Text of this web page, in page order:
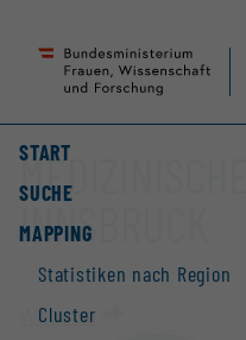
Seiteninhalt
Accesskey
Hauptnavigation
Accesskey
START
SUCHE
MAPPING
Statistiken nach Region
Cluster
INNSBRUCK
Website